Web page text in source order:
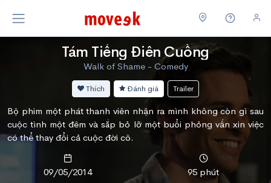
Tám Tiếng Điên Cuồng
Walk of Shame - Comedy
Thích Đánh giá Trailer
Bộ phim một phát thanh viên nhận ra mình không còn gì sau
cuộc tình một đêm và sắp bỏ lỡ một buổi phỏng vấn xin việc
có thể thay đổi cả cuộc đời cô.
09/05/2014
95 phút